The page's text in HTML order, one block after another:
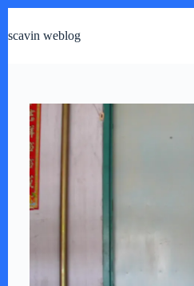
过
scavin weblog